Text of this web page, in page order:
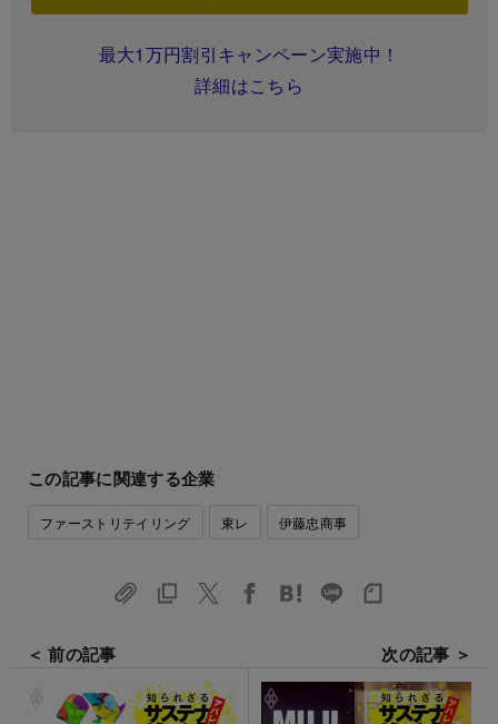
最大1万円割引キャンペーン実施中！
詳細はこちら
この記事に関連する企業
ファーストリテイリング 東レ 伊藤忠商事
＜ 前の記事 次の記事 ＞